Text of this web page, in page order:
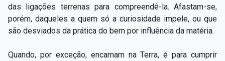
das ligações terrenas para compreendê-la. Afastam-se,
porém, daqueles a quem só a curiosidade impele, ou que
são desviados da prática do bem por influência da matéria.
Quando, por exceção, encarnam na Terra, é para cumprir